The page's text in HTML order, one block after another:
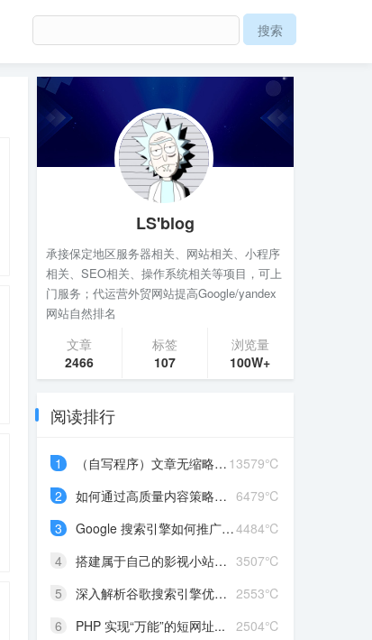
LS'blog
承接保定地区服务器相关、网站相关、小程序
相关、SEO相关、操作系统相关等项目，可上
门服务；代运营外贸网站提高Google/yandex
网站自然排名
文章
2466
标签
107
浏览量
100W+
阅读排行
13579℃
1
（自写程序）文章无缩略图...
6479℃
2
如何通过高质量内容策略提...
4484℃
3
Google 搜索引擎如何推广保...
3507℃
4
搭建属于自己的影视小站：...
2553℃
5
深入解析谷歌搜索引擎优化...
2504℃
6
PHP 实现“万能”的短网址...